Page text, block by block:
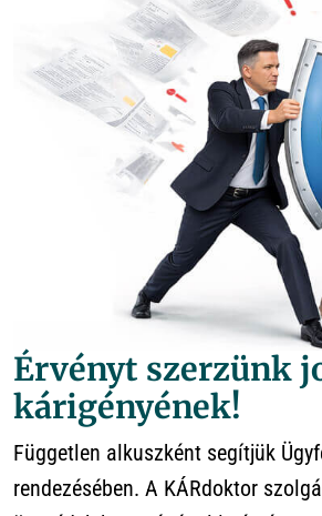
Érvényt szerzünk
kárigényének!
Független alkuszként segítjük
rendezésében. A KÁRdoktor